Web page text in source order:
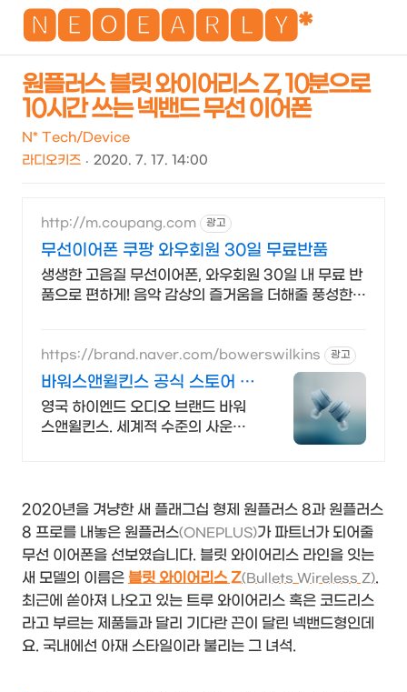
🅽🅴🅾🅴🅰🆁🅻🆈*
원플러스 블릿 와이어리스 Z, 10분으로
10시간 쓰는 넥밴드 무선 이어폰
N* Tech/Device
라디오키즈
2020. 7. 17. 14:00
http://m.coupang.com 광고
무선이어폰 쿠팡 와우회원 30일 무료반품
생생한 고음질 무선이어폰, 와우회원 30일 내 무료 반
품으로 편하게! 음악 감상의 즐거움을 더해줄 풍성한
https://brand.naver.com/bowerswilkins 광고
바워스앤윌킨스 공식 스토어 하
이엔드 명품 오디오
영국 하이엔드 오디오 브랜드 바워
스앤윌킨스. 세계적 수준의 사운드
2020년을 겨냥한 새 플래그십 형제 원플러스 8과 원플러스
8 프로를 내놓은 원플러스(ONEPLUS)가 파트너가 되어줄
무선 이어폰을 선보였습니다. 블릿 와이어리스 라인을 잇는
새 모델의 이름은 블릿 와이어리스 Z(Bullets Wireless Z).
최근에 쏟아져 나오고 있는 트루 와이어리스 혹은 코드리스
라고 부르는 제품들과 달리 기다란 끈이 달린 넥밴드형인데
요. 국내에선 아재 스타일이라 불리는 그 녀석.